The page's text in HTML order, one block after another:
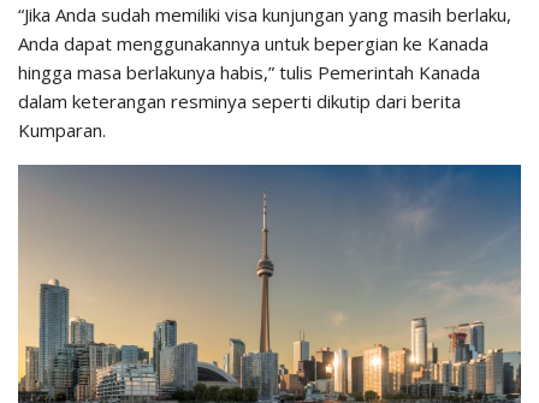
“Jika Anda sudah memiliki visa kunjungan yang masih berlaku,
Anda dapat menggunakannya untuk bepergian ke Kanada
hingga masa berlakunya habis,” tulis Pemerintah Kanada
dalam keterangan resminya seperti dikutip dari berita
Kumparan.